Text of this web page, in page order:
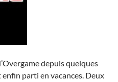
depuis quelques
parti en vacances. Deux